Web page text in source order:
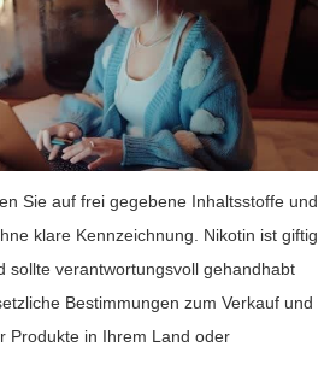
Sie auf frei gegebene Inhaltsstoffe und
klare Kennzeichnung. Nikotin ist giftig
sollte verantwortungsvoll gehandhabt
Bestimmungen zum Verkauf und
Produkte in Ihrem Land oder